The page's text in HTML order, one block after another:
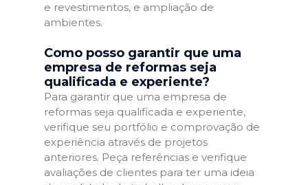
e revestimentos, e ampliação de
ambientes.
Como posso garantir que uma
empresa de reformas seja
qualificada e experiente?
Para garantir que uma empresa de
reformas seja qualificada e experiente,
verifique seu portfólio e comprovação de
experiência através de projetos
anteriores. Peça referências e verifique
avaliações de clientes para ter uma ideia